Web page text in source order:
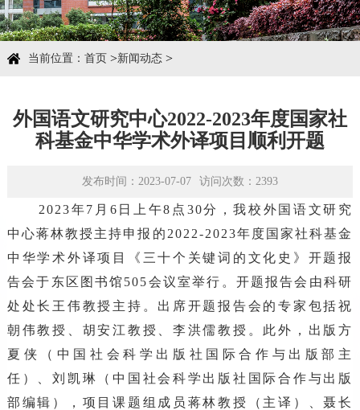
学术团队
学术交流
资源下载
当前位置： 首页>新闻动态>
外国语文研究中心2022-2023年度国家社
科基金中华学术外译项目顺利开题
发布时间：2023-07-07 访问次数： 2393
2023年7月 6 日上午8 点 30分，我校外国语文研究
中心蒋林教授主持申报的 2022-2023年度国家社科基金
中华学术外译项目《三十个关键词的文化史》开题报
告会于东区图书馆505会议室举行。开题报告会由科研
处处长王伟教授主持。出席开题报告会的专家包括祝
朝伟教授、胡安江教授、李洪儒教授。此外，出版方
夏侠（中国社会科学出版社国际合作与出版部主
任）、刘凯琳（中国社会科学出版社国际合作与出版
部编辑），项目课题组成员蒋林教授（主译）、聂长